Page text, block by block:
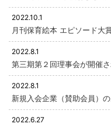
月刊保育絵本 エピソード大
2022.10.1
第三期第２回理事会が開催
2022.8.1
新規入会企業（賛助会員）
2022.8.1
2022.6.27